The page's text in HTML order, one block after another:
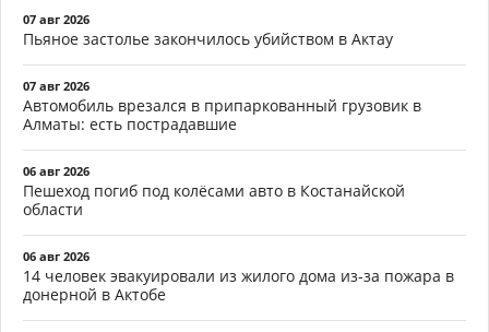
07 авг 2026
Пьяное застолье закончилось убийством в Актау
07 авг 2026
Автомобиль врезался в припаркованный грузовик в
Алматы: есть пострадавшие
06 авг 2026
Пешеход погиб под колёсами авто в Костанайской
области
06 авг 2026
14 человек эвакуировали из жилого дома из-за пожара в
донерной в Актобе